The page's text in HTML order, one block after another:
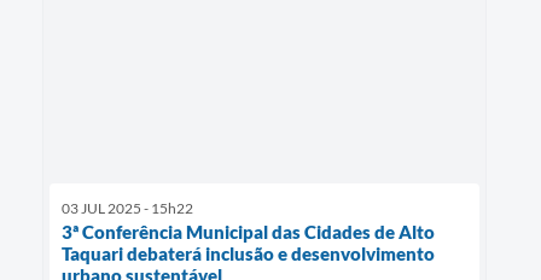
03 JUL 2025 - 15h22
3ª Conferência Municipal das Cidades de Alto
Taquari debaterá inclusão e desenvolvimento
urbano sustentável